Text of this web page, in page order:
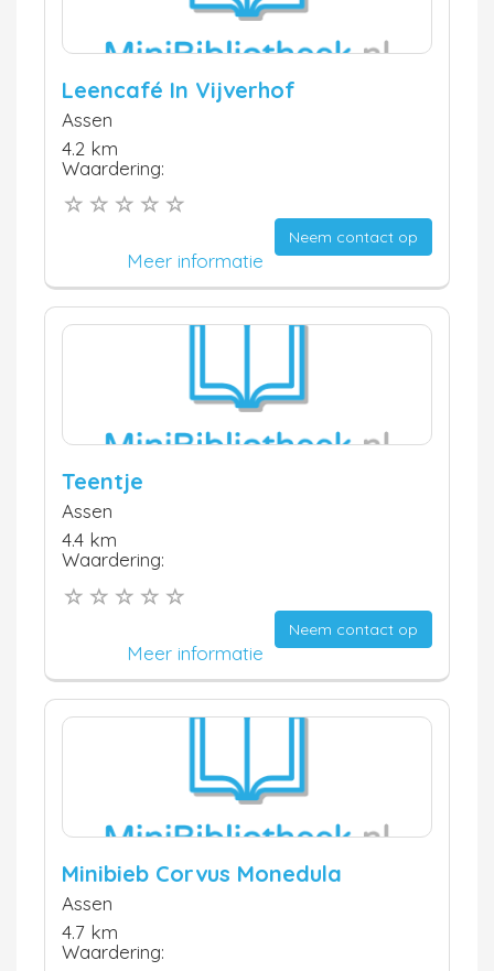
Leencafé In Vijverhof
Assen
4.2 km
Waardering:
Neem contact op
Meer informatie
Teentje
Assen
4.4 km
Waardering:
Neem contact op
Meer informatie
Minibieb Corvus Monedula
Assen
4.7 km
Waardering: